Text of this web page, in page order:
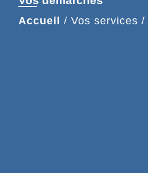
Accueil / Vos services /